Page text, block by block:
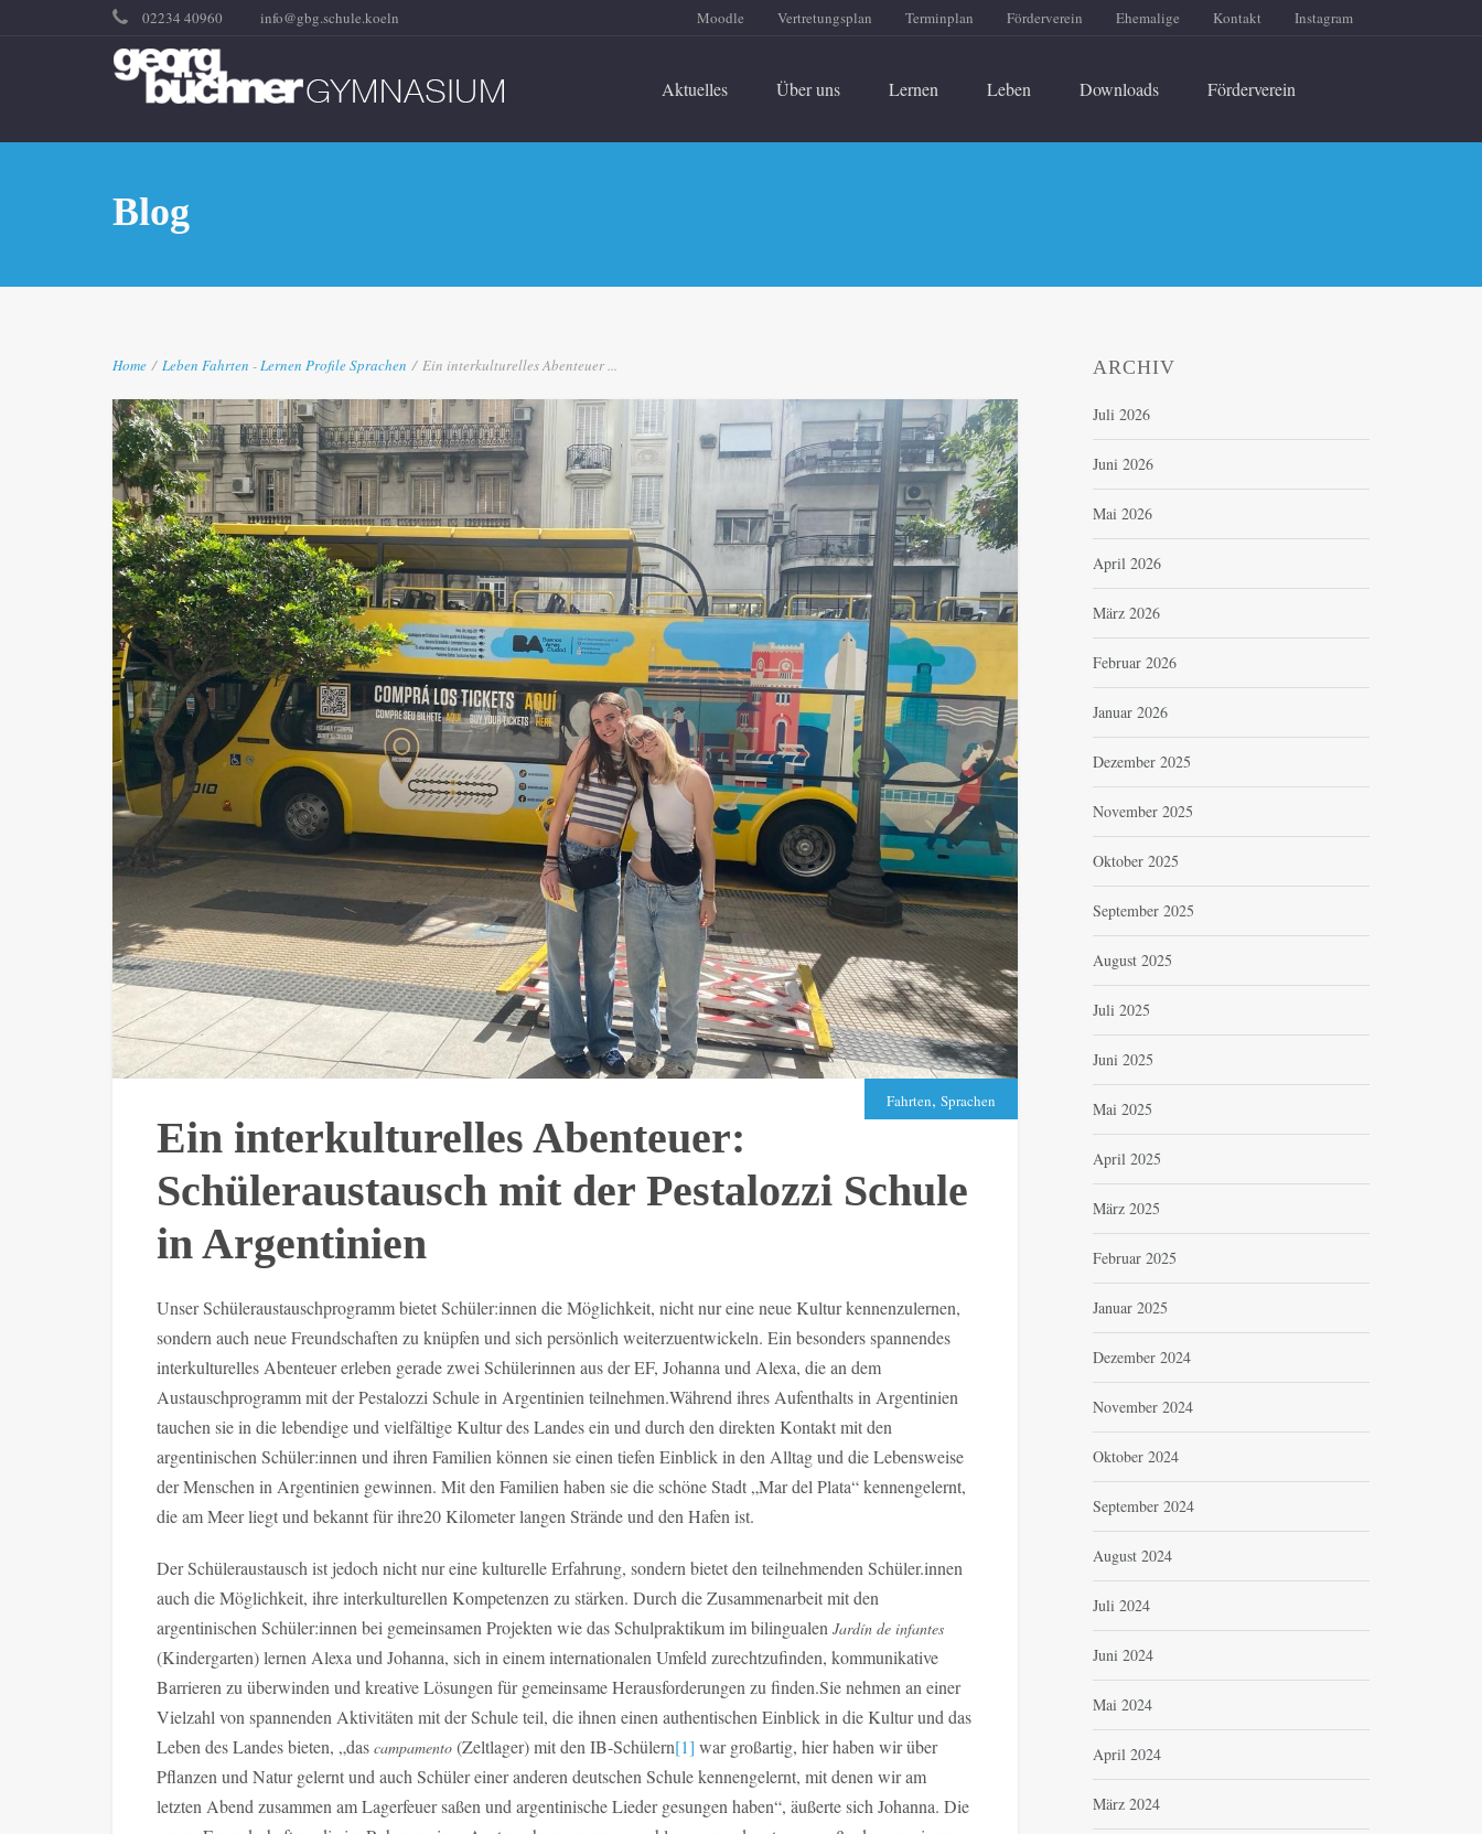
02234 40960 info@gbg.schule.koeln Moodle Vertretungsplan Terminplan Förderverein Ehemalige Kontakt Instagram
Aktuelles Über uns Lernen Leben Downloads Förderverein
Blog
Home / Leben Fahrten -Lernen ProfileSprachen / Ein interkulturelles Abenteuer ...
Fahrten, Sprachen
Ein interkulturelles Abenteuer:
Schüleraustausch mit der Pestalozzi Schule
in Argentinien
Unser Schüleraustauschprogramm bietet Schüler:innen die Möglichkeit, nicht nur eine neue Kultur kennenzulernen,
sondern auch neue Freundschaften zu knüpfen und sich persönlich weiterzuentwickeln. Ein besonders spannendes
interkulturelles Abenteuer erleben gerade zwei Schülerinnen aus der EF, Johanna und Alexa, die an dem
Austauschprogramm mit der Pestalozzi Schule in Argentinien teilnehmen.Während ihres Aufenthalts in Argentinien
tauchen sie in die lebendige und vielfältige Kultur des Landes ein und durch den direkten Kontakt mit den
argentinischen Schüler:innen und ihren Familien können sie einen tiefen Einblick in den Alltag und die Lebensweise
der Menschen in Argentinien gewinnen. Mit den Familien haben sie die schöne Stadt „Mar del Plata“ kennengelernt,
die am Meer liegt und bekannt für ihre20 Kilometer langen Strände und den Hafen ist.
Der Schüleraustausch ist jedoch nicht nur eine kulturelle Erfahrung, sondern bietet den teilnehmenden Schüler.innen
auch die Möglichkeit, ihre interkulturellen Kompetenzen zu stärken. Durch die Zusammenarbeit mit den
argentinischen Schüler:innen bei gemeinsamen Projekten wie das Schulpraktikum im bilingualen Jardín de infantes
(Kindergarten) lernen Alexa und Johanna, sich in einem internationalen Umfeld zurechtzufinden, kommunikative
Barrieren zu überwinden und kreative Lösungen für gemeinsame Herausforderungen zu finden.Sie nehmen an einer
Vielzahl von spannenden Aktivitäten mit der Schule teil, die ihnen einen authentischen Einblick in die Kultur und das
Leben des Landes bieten, „das campamento (Zeltlager) mit den IB-Schülern[1] war großartig, hier haben wir über
Pflanzen und Natur gelernt und auch Schüler einer anderen deutschen Schule kennengelernt, mit denen wir am
letzten Abend zusammen am Lagerfeuer saßen und argentinische Lieder gesungen haben“, äußerte sich Johanna. Die
ARCHIV
Juli 2026
Juni 2026
Mai 2026
April 2026
März 2026
Februar 2026
Januar 2026
Dezember 2025
November 2025
Oktober 2025
September 2025
August 2025
Juli 2025
Juni 2025
Mai 2025
April 2025
März 2025
Februar 2025
Januar 2025
Dezember 2024
November 2024
Oktober 2024
September 2024
August 2024
Juli 2024
Juni 2024
Mai 2024
April 2024
März 2024